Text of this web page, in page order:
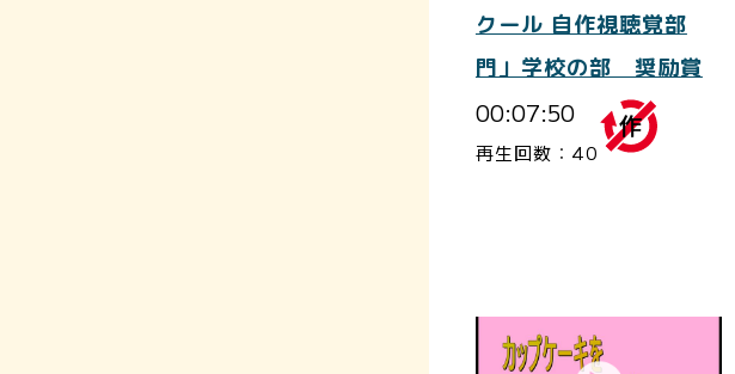
クール 自作視聴覚部
門」学校の部 奨励賞
00:07:50
再生回数：40